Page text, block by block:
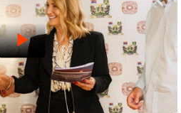
play_arrow